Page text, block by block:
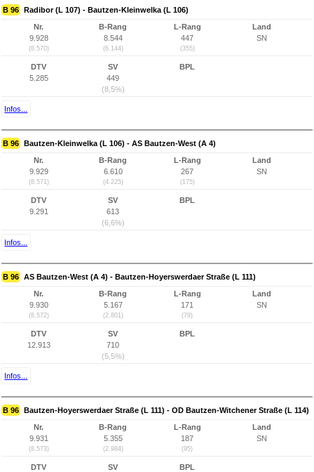
B 96 Radibor (L 107) - Bautzen-Kleinwelka (L 106)
Nr.
9.928
(8.570)
B-Rang
8.544
(6.144)
L-Rang
447
(355)
Land
SN
DTV
5.285
SV
449
(8,5%)
BPL
Infos...
B 96 Bautzen-Kleinwelka (L 106) - AS Bautzen-West (A 4)
Nr.
9.929
(8.571)
B-Rang
6.610
(4.225)
L-Rang
267
(175)
Land
SN
DTV
9.291
SV
613
(6,6%)
BPL
Infos...
B 96 AS Bautzen-West (A 4) - Bautzen-Hoyerswerdaer Straße (L 111)
Nr.
9.930
(8.572)
B-Rang
5.167
(2.801)
L-Rang
171
(79)
Land
SN
DTV
12.913
SV
710
(5,5%)
BPL
Infos...
B 96 Bautzen-Hoyerswerdaer Straße (L 111) - OD Bautzen-Witchener Straße (L 114)
Nr.
9.931
(8.573)
B-Rang
5.355
(2.984)
L-Rang
187
(95)
Land
SN
DTV
SV
BPL